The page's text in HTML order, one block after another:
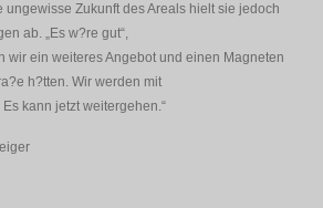
ungewisse Zukunft des Areals hielt sie jedoch
ab. „Es w?re gut“,
wir ein weiteres Angebot und einen Magneten
h?tten. Wir werden mit
kann jetzt weitergehen.“